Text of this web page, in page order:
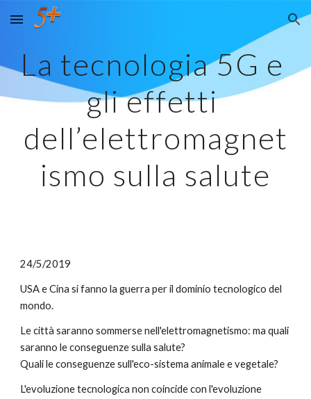
Skip to main content Skip to navigation
La tecnologia 5G e
gli effetti
dell’elettromagnet
ismo sulla salute
24/5/2019
USA e Cina si fanno la guerra per il dominio tecnologico del
mondo.
Le città saranno sommerse nell'elettromagnetismo: ma quali
saranno le conseguenze sulla salute?
Quali le conseguenze sull'eco-sistema animale e vegetale?
L'evoluzione tecnologica non coincide con l'evoluzione